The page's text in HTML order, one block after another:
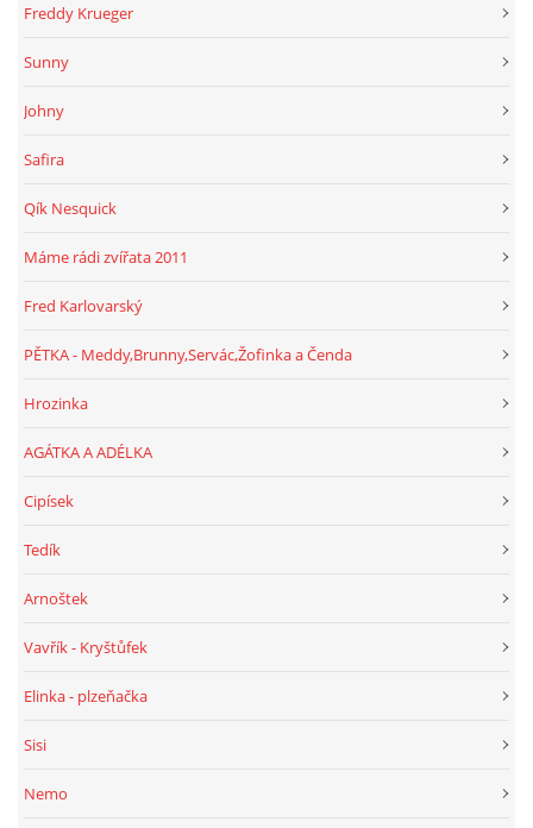
Freddy Krueger
Sunny
Johny
Safira
Qík Nesquick
Máme rádi zvířata 2011
Fred Karlovarský
PĚTKA - Meddy,Brunny,Servác,Žofinka a Čenda
Hrozinka
AGÁTKA A ADÉLKA
Cipísek
Tedík
Arnoštek
Vavřík - Kryštůfek
Elinka - plzeňačka
Sisi
Nemo